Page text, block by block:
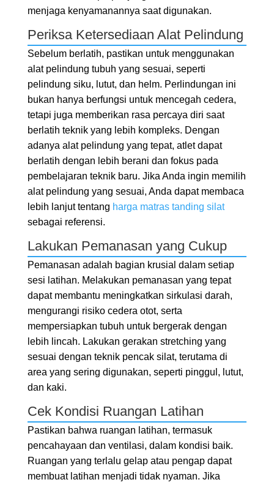
menjaga kenyamanannya saat digunakan.
Periksa Ketersediaan Alat Pelindung
Sebelum berlatih, pastikan untuk menggunakan
alat pelindung tubuh yang sesuai, seperti
pelindung siku, lutut, dan helm. Perlindungan ini
bukan hanya berfungsi untuk mencegah cedera,
tetapi juga memberikan rasa percaya diri saat
berlatih teknik yang lebih kompleks. Dengan
adanya alat pelindung yang tepat, atlet dapat
berlatih dengan lebih berani dan fokus pada
pembelajaran teknik baru. Jika Anda ingin memilih
alat pelindung yang sesuai, Anda dapat membaca
lebih lanjut tentang harga matras tanding silat
sebagai referensi.
Lakukan Pemanasan yang Cukup
Pemanasan adalah bagian krusial dalam setiap
sesi latihan. Melakukan pemanasan yang tepat
dapat membantu meningkatkan sirkulasi darah,
mengurangi risiko cedera otot, serta
mempersiapkan tubuh untuk bergerak dengan
lebih lincah. Lakukan gerakan stretching yang
sesuai dengan teknik pencak silat, terutama di
area yang sering digunakan, seperti pinggul, lutut,
dan kaki.
Cek Kondisi Ruangan Latihan
Pastikan bahwa ruangan latihan, termasuk
pencahayaan dan ventilasi, dalam kondisi baik.
Ruangan yang terlalu gelap atau pengap dapat
membuat latihan menjadi tidak nyaman. Jika